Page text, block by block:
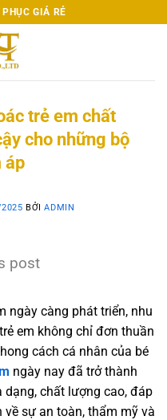
GIÁ RẺ
trẻ em chất
cho những bộ
áp
BỞIADMIN
post
ngày càng phát triển, nhu
em không chỉ đơn thuần
cách cá nhân của bé
ngày nay đã trở thành
chất lượng cao, đáp
sự an toàn, thẩm mỹ và